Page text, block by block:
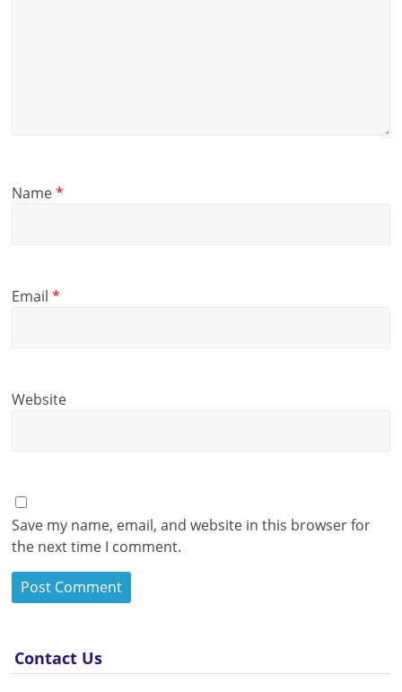
Name*
Email*
Website
Save my name, email, and website in this browser for
the next time I comment.
Contact Us